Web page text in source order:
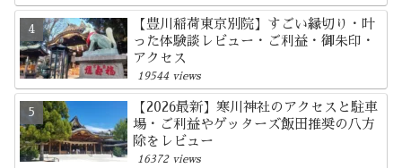
【豊川稲荷東京別院】すごい縁切り・叶
った体験談レビュー・ご利益・御朱印・
アクセス
19544 views
【2026最新】寒川神社のアクセスと駐車
場・ご利益やゲッターズ飯田推奨の八方
除をレビュー
16372 views